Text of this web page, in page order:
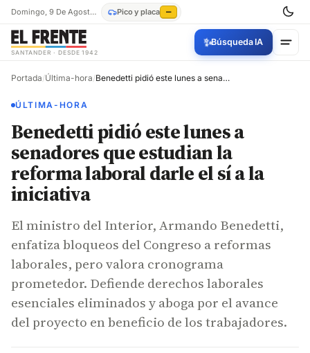
Domingo, 9 De Agosto De 2026 Pico y placa —
SANTANDER · DESDE 1942
✨Búsqueda IA
Portada/Última-hora/ Benedetti pidió este lunes a senadores que estudian la reforma laboral darle el sí a la iniciativa
ÚLTIMA-HORA
Benedetti pidió este lunes a
senadores que estudian la
reforma laboral darle el sí a la
iniciativa
El ministro del Interior, Armando Benedetti,
enfatiza bloqueos del Congreso a reformas
laborales, pero valora cronograma
prometedor. Defiende derechos laborales
esenciales eliminados y aboga por el avance
del proyecto en beneficio de los trabajadores.